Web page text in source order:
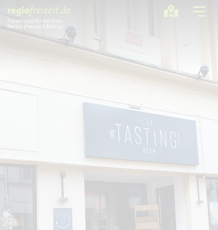
Freizeittipps für den Kreis
Recklinghausen & Bottrop
Ausflugstipps
Aktuelles